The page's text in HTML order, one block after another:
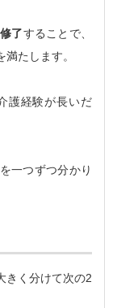
了することで、
たします。
護経験が長いだ
一つずつ分かり
きく分けて次の2